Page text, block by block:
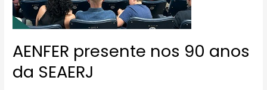
AENFER presente nos 90 anos
da SEAERJ